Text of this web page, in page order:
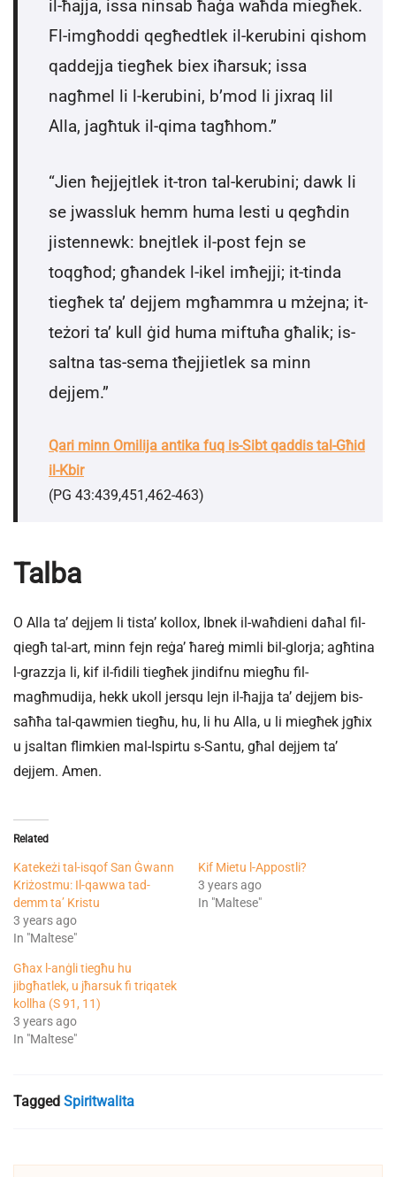
il-ħajja, issa ninsab ħaġa waħda miegħek.
Fl-imgħoddi qegħedtlek il-kerubini qishom
qaddejja tiegħek biex iħarsuk; issa
nagħmel li l-kerubini, b’mod li jixraq lil
Alla, jagħtuk il-qima tagħhom.”
“Jien ħejjejtlek it-tron tal-kerubini; dawk li
se jwassluk hemm huma lesti u qegħdin
jistennewk: bnejtlek il-post fejn se
toqgħod; għandek l-ikel imħejji; it-tinda
tiegħek ta’ dejjem mgħammra u mżejna; it-
teżori ta’ kull ġid huma miftuħa għalik; is-
saltna tas-sema tħejjietlek sa minn
dejjem.”
Qari minn Omilija antika fuq is-Sibt qaddis tal-Għid
il-Kbir
(PG 43:439,451,462-463)
Talba
O Alla ta’ dejjem li tista’ kollox, Ibnek il-waħdieni daħal fil-
qiegħ tal-art, minn fejn reġa’ ħareġ mimli bil-glorja; agħtina
l-grazzja li, kif il-fidili tiegħek jindifnu miegħu fil-
magħmudija, hekk ukoll jersqu lejn il-ħajja ta’ dejjem bis-
saħħa tal-qawmien tiegħu, hu, li hu Alla, u li miegħek jgħix
u jsaltan flimkien mal-Ispirtu s-Santu, għal dejjem ta’
dejjem. Amen.
Related
Katekeżi tal-isqof San Ġwann
Kriżostmu: Il-qawwa tad-
demm ta’ Kristu
3 years ago
In "Maltese"
Kif Mietu l-Appostli?
3 years ago
In "Maltese"
Għax l-anġli tiegħu hu
jibgħatlek, u jħarsuk fi triqatek
kollha (S 91, 11)
3 years ago
In "Maltese"
Tagged Spiritwalita